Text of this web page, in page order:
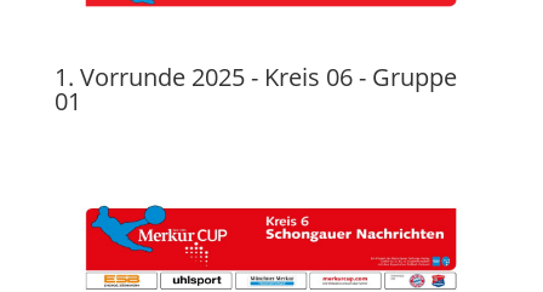
1. Vorrunde 2025 - Kreis 06 - Gruppe
01